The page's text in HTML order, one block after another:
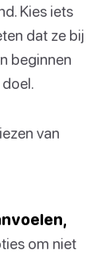
Kies iets
dat ze bij
beginnen
van
om niet